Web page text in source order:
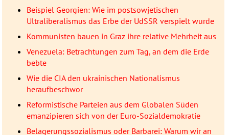
Beispiel Georgien: Wie im postsowjetischen
Ultraliberalismus das Erbe der UdSSR verspielt wurde
Kommunisten bauen in Graz ihre relative Mehrheit aus
Venezuela: Betrachtungen zum Tag, an dem die Erde
bebte
Wie die CIA den ukrainischen Nationalismus
heraufbeschwor
Reformistische Parteien aus dem Globalen Süden
emanzipieren sich von der Euro-Sozialdemokratie
Belagerungssozialismus oder Barbarei: Warum wir an